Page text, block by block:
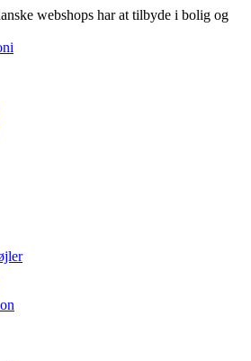
webshops har at tilbyde i bolig og